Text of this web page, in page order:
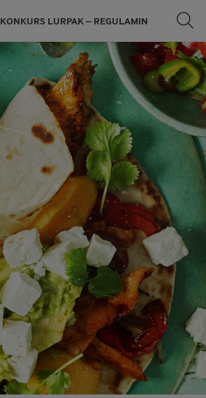
KONKURS LURPAK – REGULAMIN